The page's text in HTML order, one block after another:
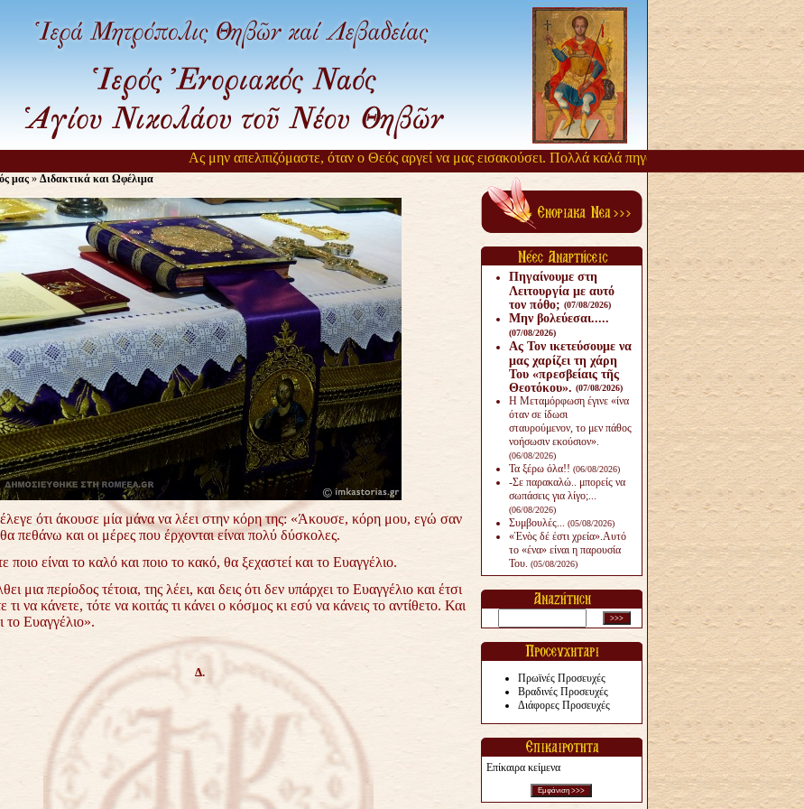
Ας μην απελπιζόμαστε, όταν ο Θεός αργεί να μας εισακούσει. Πολλά καλά πηγάζουν, από την αργοπορία
μας» Διδακτικά και Ωφέλιμα
ότι άκουσε μία μάνα να λέει στην κόρη της: «Άκουσε, κόρη μου, εγώ σαν
πεθάνω και οι μέρες που έρχονται είναι πολύ δύσκολες.
ποιο είναι το καλό και ποιο το κακό, θα ξεχαστεί και το Ευαγγέλιο.
μια περίοδος τέτοια, της λέει, και δεις ότι δεν υπάρχει το Ευαγγέλιο και έτσι
τι να κάνετε, τότε να κοιτάς τι κάνει ο κόσμος κι εσύ να κάνεις το αντίθετο. Και
το Ευαγγέλιο».
Δ.
Πηγαίνουμε στη
Λειτουργία με αυτό
τον πόθο; (07/08/2026)
Μην βολεύεσαι.....
(07/08/2026)
Ας Τον ικετεύσουμε να
μας χαρίζει τη χάρη
Του «πρεσβείαις τῆς
Θεοτόκου». (07/08/2026)
Η Μεταμόρφωση έγινε «ίνα
όταν σε ίδωσι
σταυρούμενον, το μεν πάθος
νοήσωσιν εκούσιον».
(06/08/2026)
Τα ξέρω όλα!! (06/08/2026)
-Σε παρακαλώ.. μπορείς να
σωπάσεις για λίγο;...
(06/08/2026)
Συμβουλές... (05/08/2026)
«Ἑνὸς δέ ἐστι χρεία».Αυτό
το «ένα» είναι η παρουσία
Του. (05/08/2026)
Πρωϊνές Προσευχές
Βραδινές Προσευχές
Διάφορες Προσευχές
Επίκαιρα κείμενα